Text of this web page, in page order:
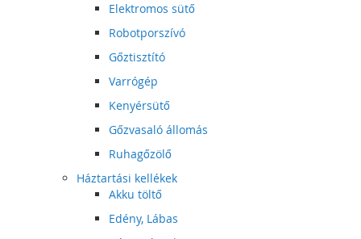
Elektromos sütő
Robotporszívó
Gőztisztító
Varrógép
Kenyérsütő
Gőzvasaló állomás
Ruhagőzölő
Háztartási kellékek
Akku töltő
Edény, Lábas